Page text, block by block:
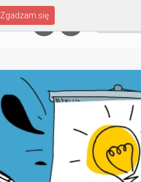
Zgadzam się